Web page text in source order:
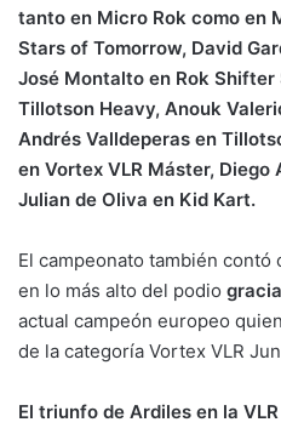
tanto en Micro Rok como en
Stars of Tomorrow, David
José Montalto en Rok Shifter
Tillotson Heavy, Anouk
Andrés Valldeperas en
en Vortex VLR Máster, Diego
Julian de Oliva en Kid Kart.
El campeonato también
en lo más alto del podio
actual campeón europeo
de la categoría Vortex VLR
El triunfo de Ardiles en la